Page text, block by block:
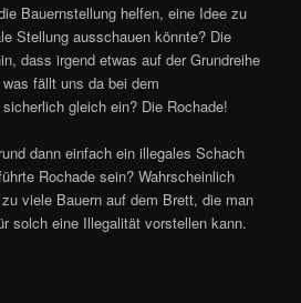
Bauernstellung helfen, eine Idee zu
Stellung ausschauen könnte? Die
dass irgend etwas auf der Grundreihe
fällt uns da bei dem
gleich ein? Die Rochade!
dann einfach ein illegales Schach
Rochade sein? Wahrscheinlich
viele Bauern auf dem Brett, die man
solch eine Illegalität vorstellen kann.